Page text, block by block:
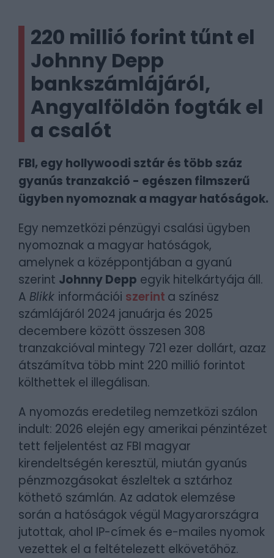
220 millió forint tűnt el
Johnny Depp
bankszámlájáról,
Angyalföldön fogták el
a csalót
FBI, egy hollywoodi sztár és több száz
gyanús tranzakció - egészen filmszerű
ügyben nyomoznak a magyar hatóságok.
Egy nemzetközi pénzügyi csalási ügyben
nyomoznak a magyar hatóságok,
amelynek a középpontjában a gyanú
szerint Johnny Depp egyik hitelkártyája áll.
A Blikk információi szerint a színész
számlájáról 2024 januárja és 2025
decembere között összesen 308
tranzakcióval mintegy 721 ezer dollárt, azaz
átszámítva több mint 220 millió forintot
költhettek el illegálisan.
A nyomozás eredetileg nemzetközi szálon
indult: 2026 elején egy amerikai pénzintézet
tett feljelentést az FBI magyar
kirendeltségén keresztül, miután gyanús
pénzmozgásokat észleltek a sztárhoz
köthető számlán. Az adatok elemzése
során a hatóságok végül Magyarországra
jutottak, ahol IP-címek és e-mailes nyomok
vezettek el a feltételezett elkövetőhöz.